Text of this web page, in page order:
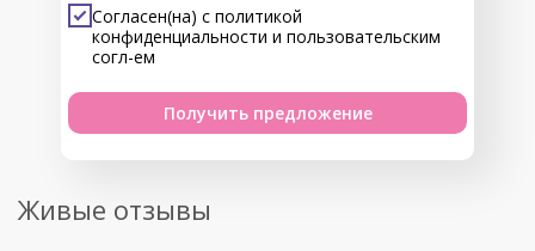
Согласен(на) с политикой
конфиденциальности и пользовательским
согл-ем
Получить предложение
Живые отзывы